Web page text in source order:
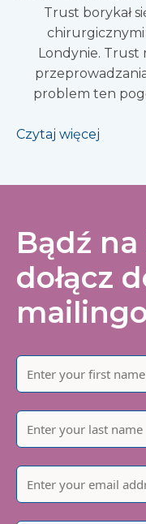
Trust borykał
Londynie. Trust
problem ten
Czytaj więcej
Bądź
dołącz